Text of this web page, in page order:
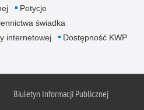
Petycje
świadka
internetowej
Dostępność KWP
Biuletyn Informacji Publicznej